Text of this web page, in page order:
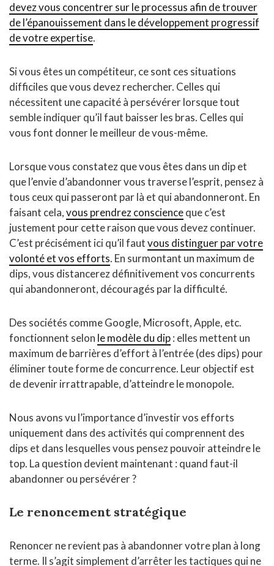
devez vous concentrer sur le processus afin de trouver
de l’épanouissement dans le développement progressif
de votre expertise.
Si vous êtes un compétiteur, ce sont ces situations
difficiles que vous devez rechercher. Celles qui
nécessitent une capacité à persévérer lorsque tout
semble indiquer qu’il faut baisser les bras. Celles qui
vous font donner le meilleur de vous-même.
Lorsque vous constatez que vous êtes dans un dip et
que l’envie d’abandonner vous traverse l’esprit, pensez à
tous ceux qui passeront par là et qui abandonneront. En
faisant cela,vous prendrez conscienceque c’est
justement pour cette raison que vous devez continuer.
C’est précisément ici qu’il fautvous distinguer par votre
volonté et vos efforts. En surmontant un maximum de
dips, vous distancerez définitivement vos concurrents
qui abandonneront, découragés par la difficulté.
Des sociétés comme Google, Microsoft, Apple, etc.
fonctionnent selon le modèle du dip: elles mettent un
maximum de barrières d’effort à l’entrée (des dips) pour
éliminer toute forme de concurrence. Leur objectif est
de devenir irrattrapable, d’atteindre le monopole.
Nous avons vu l’importance d’investir vos efforts
uniquement dans des activités qui comprennent des
dips et dans lesquelles vous pensez pouvoir atteindre le
top. La question devient maintenant : quand faut-il
abandonner ou persévérer ?
Le renoncement stratégique
Renoncer ne revient pas à abandonner votre plan à long
terme. Il s’agit simplement d’arrêter les tactiques qui ne